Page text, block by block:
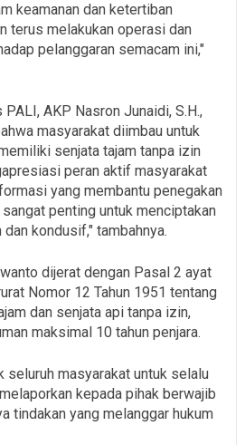
keamanan dan ketertiban
terus melakukan operasi dan
pelanggaran semacam ini,"
AKP Nasron Junaidi, S.H.,
masyarakat diimbau untuk
senjata tajam tanpa izin
peran aktif masyarakat
yang membantu penegakan
sangat penting untuk menciptakan
dan kondusif," tambahnya.
dijerat dengan Pasal 2 ayat
Nomor 12 Tahun 1951 tentang
dan senjata api tanpa izin,
maksimal 10 tahun penjara.
seluruh masyarakat untuk selalu
kepada pihak berwajib
tindakan yang melanggar hukum